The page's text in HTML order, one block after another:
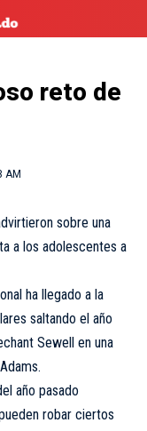
reto de
AM
sobre una
a los adolescentes a
ha llegado a la
saltando el año
Sewell en una
año pasado
robar ciertos